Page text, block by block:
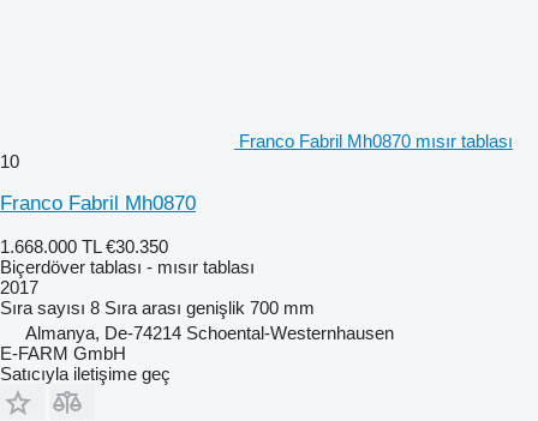
Franco Fabril Mh0870 mısır tablası
10
Franco Fabril Mh0870
1.668.000 TL €30.350
Biçerdöver tablası - mısır tablası
2017
Sıra sayısı 8 Sıra arası genişlik 700 mm
Almanya, De-74214 Schoental-Westernhausen
E-FARM GmbH
Satıcıyla iletişime geç